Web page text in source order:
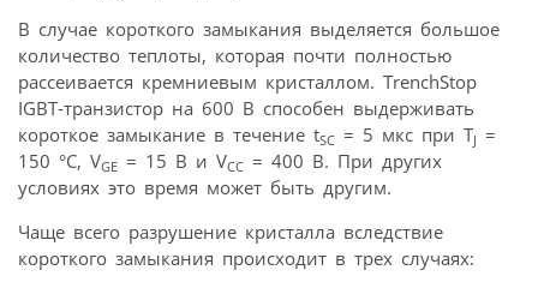
В случае короткого замыкания выделяется большое
количество теплоты, которая почти полностью
рассеивается кремниевым кристаллом. TrenchStop
IGBT-транзистор на 600 В способен выдерживать
короткое замыкание в течение tSC = 5 мкс при TJ =
150 °C, VGE = 15 В и VCC = 400 В. При других
условиях это время может быть другим.
Чаще всего разрушение кристалла вследствие
короткого замыкания происходит в трех случаях: